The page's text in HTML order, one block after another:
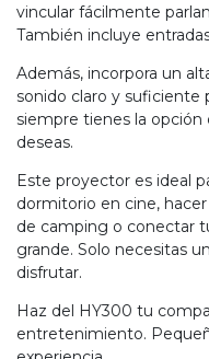
vincular fácilmente
También incluye
Además, incorpora un
sonido claro y suficiente
siempre tienes la opción
deseas.
Este proyector es ideal
dormitorio en cine,
de camping o conectar
grande. Solo necesitas
disfrutar.
Haz del HY300 tu
entretenimiento.